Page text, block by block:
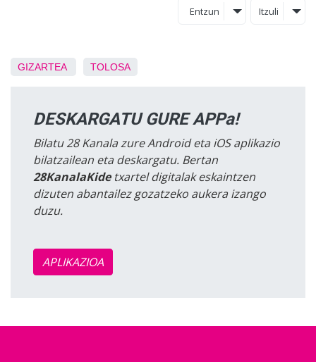
Entzun Itzuli
GIZARTEA TOLOSA
DESKARGATU GURE APPa!
Bilatu 28 Kanala zure Android eta iOS aplikazio
bilatzailean eta deskargatu. Bertan
28KanalaKidetxartel digitalak eskaintzen
dizuten abantailez gozatzeko aukera izango
duzu.
APLIKAZIOA